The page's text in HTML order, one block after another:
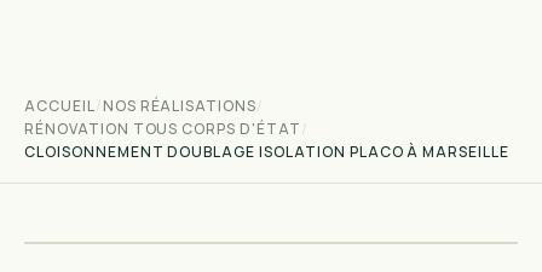
ACCUEIL/NOS RÉALISATIONS/
RÉNOVATION TOUS CORPS D'ÉTAT/
CLOISONNEMENT DOUBLAGE ISOLATION PLACO À MARSEILLE